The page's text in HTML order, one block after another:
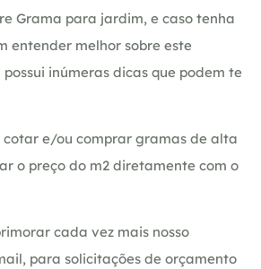
Grama para jardim, e caso tenha
entender melhor sobre este
possui inúmeras dicas que podem te
e/ou comprar gramas de alta
o preço do m2 diretamente com o
cada vez mais nosso
para solicitações de orçamento